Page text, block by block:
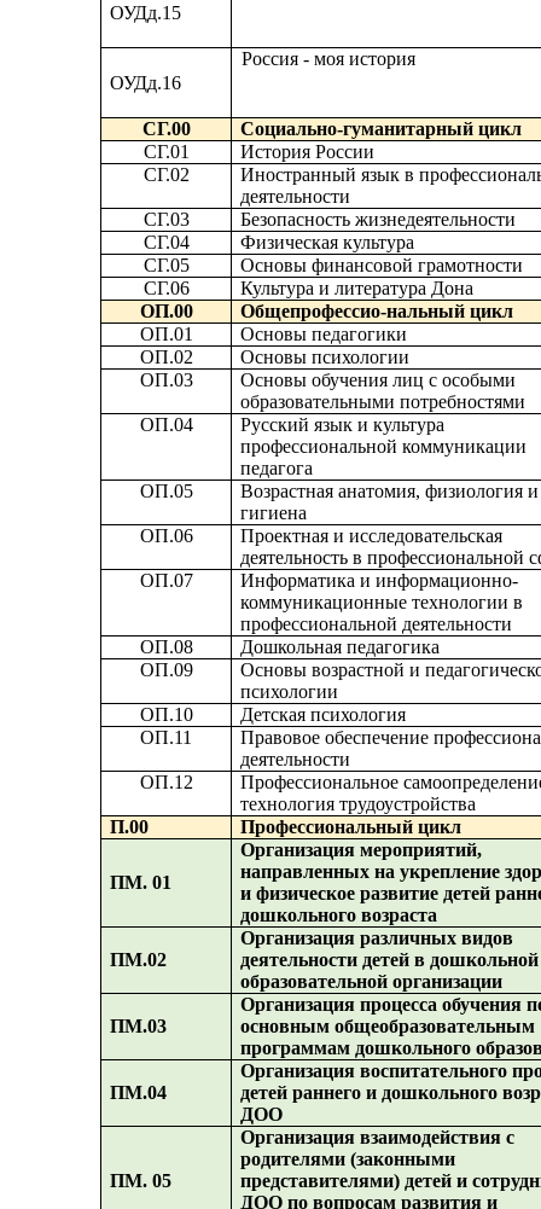
ОУДд.15
ОУДд.16
Россия - моя история
СГ.00
Социально-гуманитарный цикл
СГ.01
История России
СГ.02
Иностранный язык в
деятельности
СГ.03
Безопасность жизнедеятельности
СГ.04
Физическая культура
СГ.05
Основы финансовой грамотности
СГ.06
Культура и литература Дона
ОП.00
Общепрофессио-нальный цикл
ОП.01
Основы педагогики
ОП.02
Основы психологии
ОП.03
Основы обучения лиц с особыми
образовательными потребностями
ОП.04
Русский язык и культура
профессиональной коммуникации
педагога
ОП.05
Возрастная анатомия, физиология и
гигиена
ОП.06
Проектная и исследовательская
деятельность в профессиональной
ОП.07
Информатика и информационно-
коммуникационные технологии в
профессиональной деятельности
ОП.08
Дошкольная педагогика
ОП.09
Основы возрастной и
психологии
ОП.10
Детская психология
ОП.11
Правовое обеспечение
деятельности
ОП.12
Профессиональное
технология трудоустройства
П.00
Профессиональный цикл
ПМ. 01
Организация мероприятий,
направленных на укрепление
и физическое развитие детей
дошкольного возраста
ПМ.02
Организация различных видов
деятельности детей в дошкольной
образовательной организации
ПМ.03
Организация процесса обучения
основным общеобразовательным
программам дошкольного
ПМ.04
Организация воспитательного
детей раннего и дошкольного
ДОО
ПМ. 05
Организация взаимодействия с
родителями (законными
представителями) детей и
ДОО по вопросам развития и